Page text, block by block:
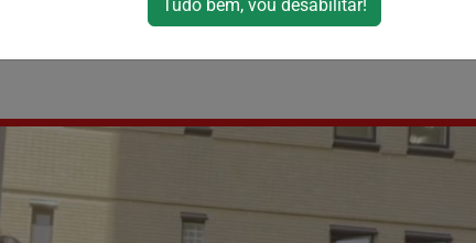
Tudo bem, vou desabilitar!